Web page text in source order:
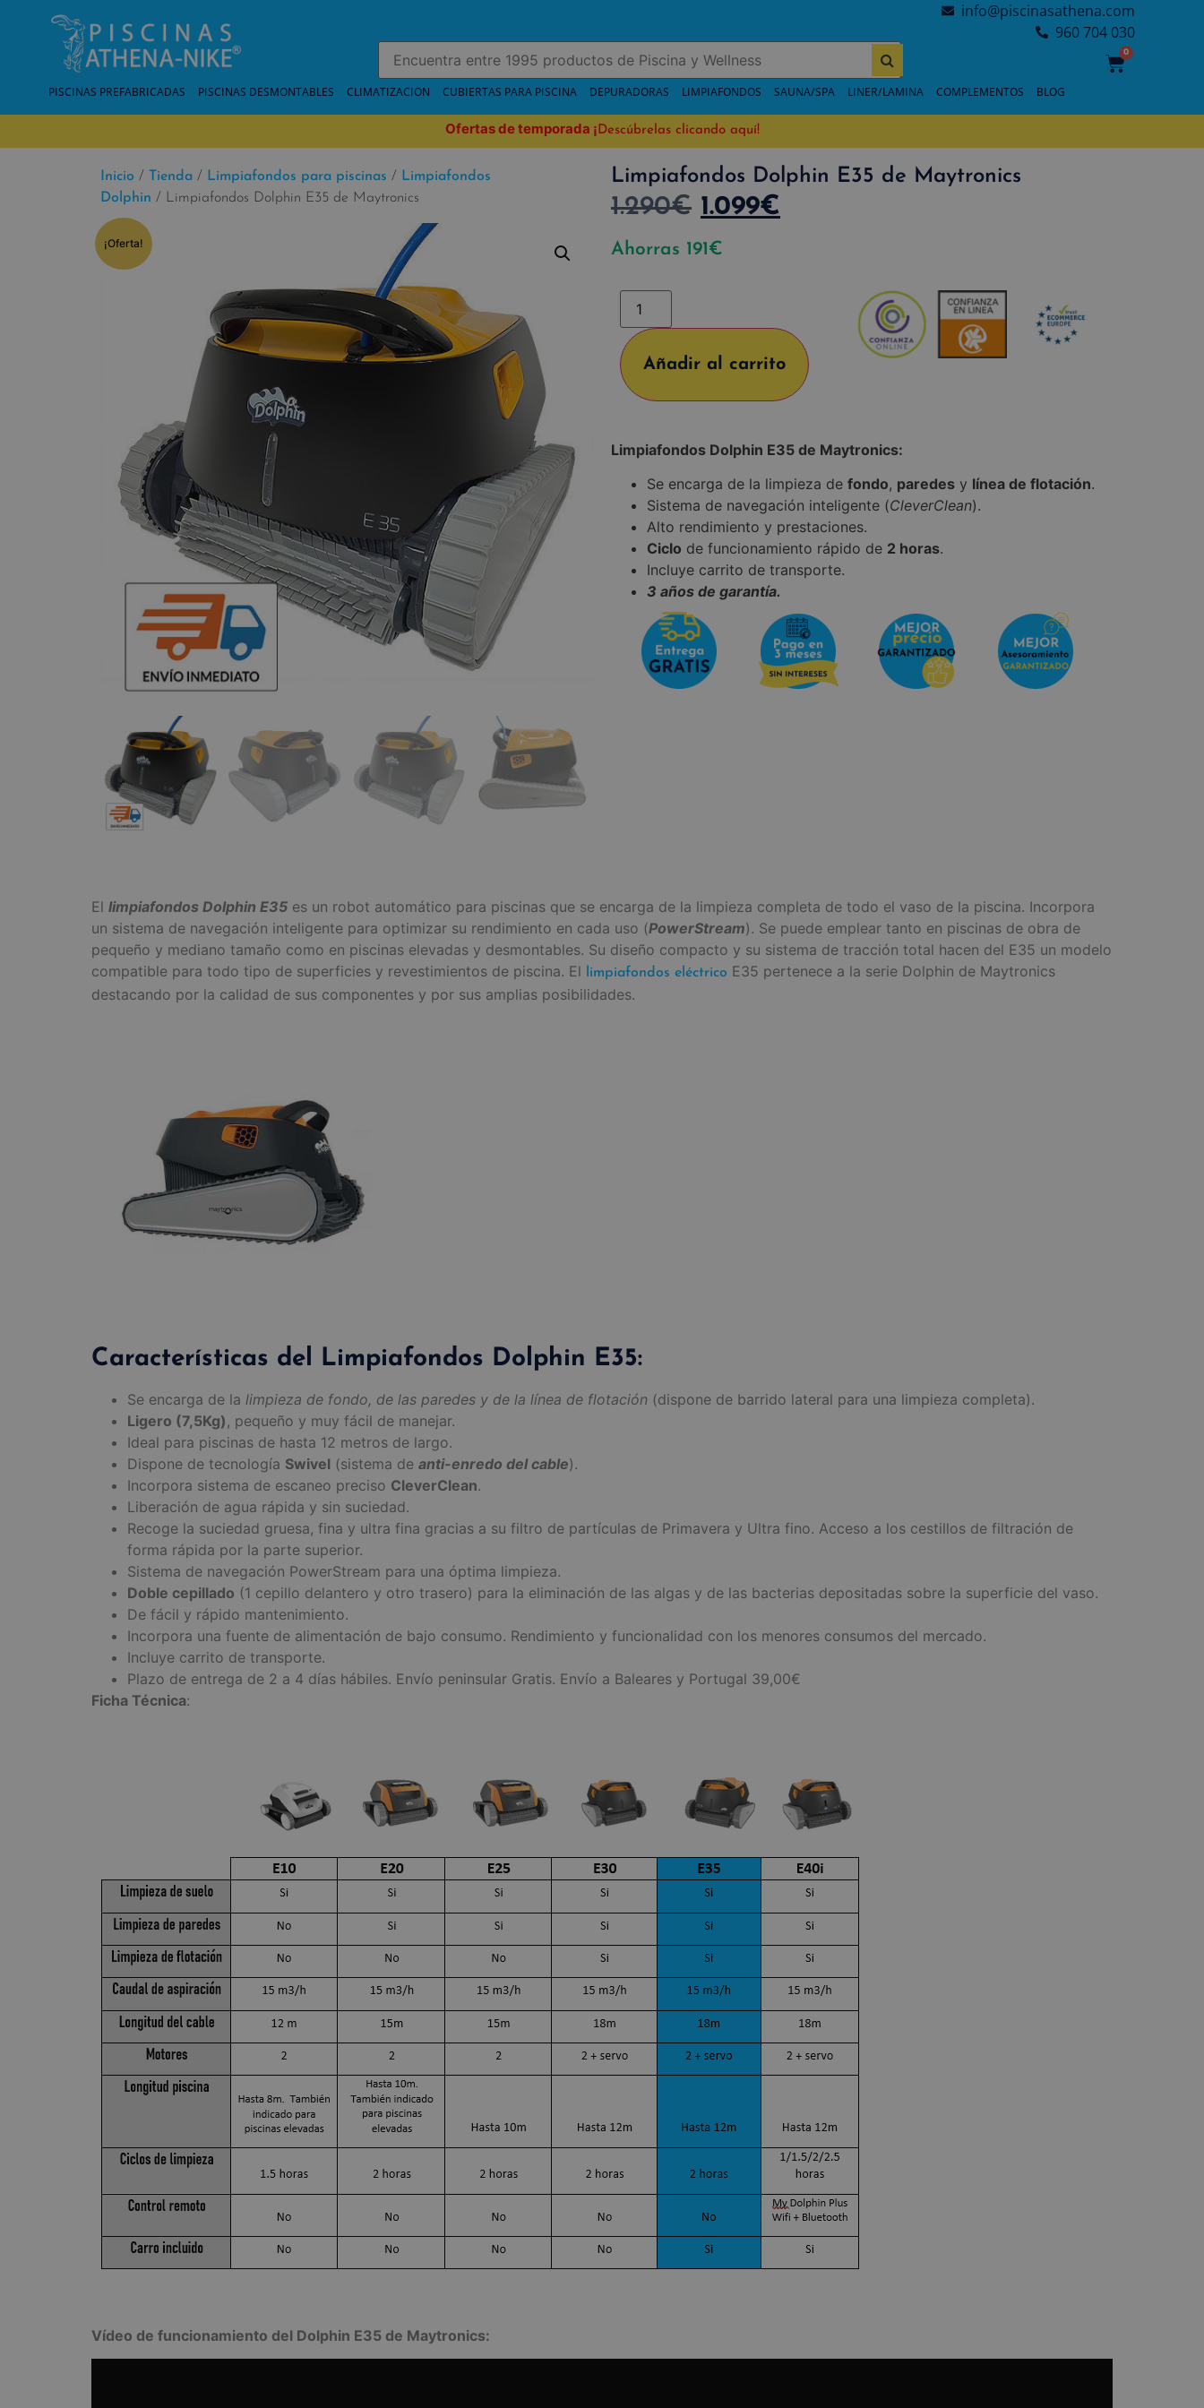
info@piscinasathena.com
960 704 030
0
PISCINAS PREFABRICADAS PISCINAS DESMONTABLES CLIMATIZACION CUBIERTAS PARA PISCINA DEPURADORAS LIMPIAFONDOS SAUNA/SPA LINER/LAMINA COMPLEMENTOS BLOG
Ofertas de temporada ¡ Descúbrelas clicando aquí!
Inicio / Tienda / Limpiafondos para piscinas / Limpiafondos
Dolphin / Limpiafondos Dolphin E35 de Maytronics
¡Oferta!
Limpiafondos Dolphin E35 de Maytronics
1.290€ 1.099€
Ahorras 191€
Añadir al carrito
Limpiafondos Dolphin E35 de Maytronics:
Se encarga de la limpieza de fondo, paredes y línea de flotación.
Sistema de navegación inteligente (CleverClean).
Alto rendimiento y prestaciones.
Ciclo de funcionamiento rápido de 2 horas.
Incluye carrito de transporte.
3 años de garantía.
El limpiafondos Dolphin E35 es un robot automático para piscinas que se encarga de la limpieza completa de todo el vaso de la piscina. Incorpora
un sistema de navegación inteligente para optimizar su rendimiento en cada uso (PowerStream). Se puede emplear tanto en piscinas de obra de
pequeño y mediano tamaño como en piscinas elevadas y desmontables. Su diseño compacto y su sistema de tracción total hacen del E35 un modelo
compatible para todo tipo de superficies y revestimientos de piscina. El
limpiafondos eléctrico E35 pertenece a la serie Dolphin de Maytronics
destacando por la calidad de sus componentes y por sus amplias posibilidades.
Características del Limpiafondos Dolphin E35:
Se encarga de la limpieza de fondo, de las paredes y de la línea de flotación (dispone de barrido lateral para una limpieza completa).
Ligero (7,5Kg), pequeño y muy fácil de manejar.
Ideal para piscinas de hasta 12 metros de largo.
Dispone de tecnología Swivel (sistema de anti-enredo del cable).
Incorpora sistema de escaneo preciso CleverClean.
Liberación de agua rápida y sin suciedad.
Recoge la suciedad gruesa, fina y ultra fina gracias a su filtro de partículas de Primavera y Ultra fino. Acceso a los cestillos de filtración de
forma rápida por la parte superior.
Sistema de navegación PowerStream para una óptima limpieza.
Doble cepillado (1 cepillo delantero y otro trasero) para la eliminación de las algas y de las bacterias depositadas sobre la superficie del vaso.
De fácil y rápido mantenimiento.
Incorpora una fuente de alimentación de bajo consumo. Rendimiento y funcionalidad con los menores consumos del mercado.
Incluye carrito de transporte.
Plazo de entrega de 2 a 4 días hábiles. Envío peninsular Gratis. Envío a Baleares y Portugal 39,00€
Ficha Técnica:
Vídeo de funcionamiento del Dolphin E35 de Maytronics: